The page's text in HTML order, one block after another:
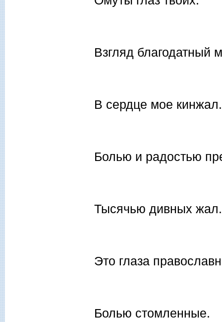
Взгляд благодатный
В сердце мое кинжал.
Болью и радостью
Тысячью дивных жал.
Это глаза
Болью стомленные.